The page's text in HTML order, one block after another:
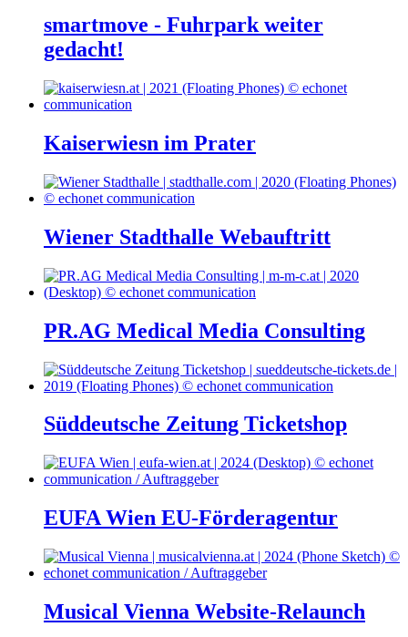
smartmove - Fuhrpark weiter
gedacht!
Kaiserwiesn im Prater
Wiener Stadthalle Webauftritt
PR.AG Medical Media Consulting
Süddeutsche Zeitung Ticketshop
EUFA Wien EU-Förderagentur
Musical Vienna Website-Relaunch